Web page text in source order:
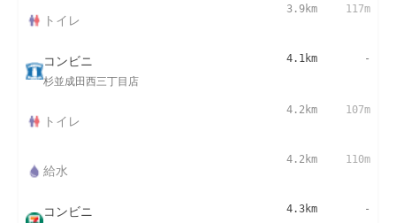
トイレ
3.9km 117m
コンビニ
杉並成田西三丁目店
4.1km -
トイレ
4.2km 107m
給水
4.2km 110m
コンビニ 4.3km -